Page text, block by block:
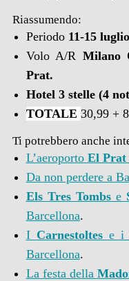
Riassumendo:
Periodo 11-15
Volo A/R Milano
Prat.
Hotel 3 stelle (4
TOTALE 30,99 +
Ti potrebbero anche
L’aeroportoEl Prat
Da non perdere a
Els Tres Tombse
Barcellona.
I Carnestoltese i
Barcellona.
La festa della